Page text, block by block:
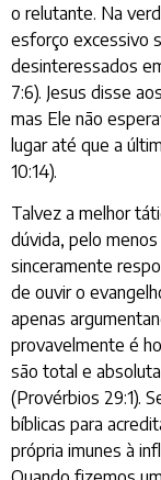
o relutante. Na
esforço excessivo
desinteressados
7:6). Jesus disse
mas Ele não
lugar até que a
10:14).
Talvez a melhor
dúvida, pelo
sinceramente
de ouvir o
apenas
provavelmente é
são total e
(Provérbios 29:1).
bíblicas para
própria imunes à